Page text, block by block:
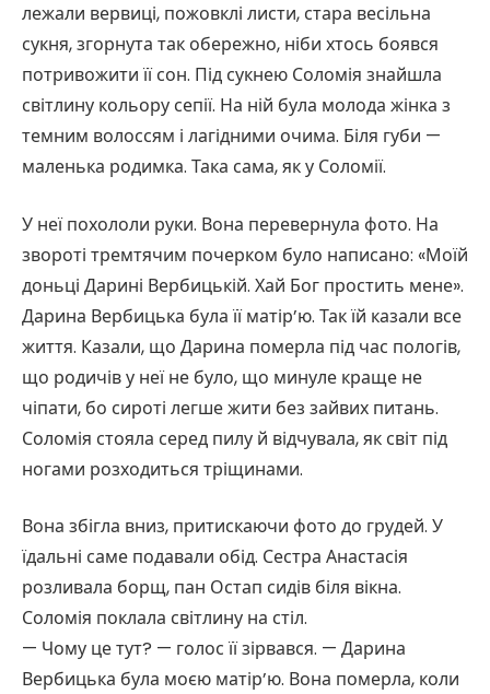
лежали вервиці, пожовклі листи, стара весільна
сукня, згорнута так обережно, ніби хтось боявся
потривожити її сон. Під сукнею Соломія знайшла
світлину кольору сепії. На ній була молода жінка з
темним волоссям і лагідними очима. Біля губи —
маленька родимка. Така сама, як у Соломії.
У неї похололи руки. Вона перевернула фото. На
звороті тремтячим почерком було написано: «Моїй
доньці Дарині Вербицькій. Хай Бог простить мене».
Дарина Вербицька була її матір’ю. Так їй казали все
життя. Казали, що Дарина померла під час пологів,
що родичів у неї не було, що минуле краще не
чіпати, бо сироті легше жити без зайвих питань.
Соломія стояла серед пилу й відчувала, як світ під
ногами розходиться тріщинами.
Вона збігла вниз, притискаючи фото до грудей. У
їдальні саме подавали обід. Сестра Анастасія
розливала борщ, пан Остап сидів біля вікна.
Соломія поклала світлину на стіл.
— Чому це тут? — голос її зірвався. — Дарина
Вербицька була моєю матір’ю. Вона померла, коли